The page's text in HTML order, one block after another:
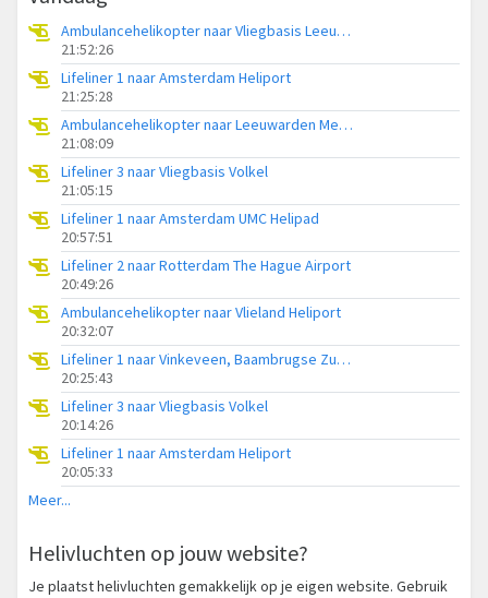
Ambulancehelikopter naar Vliegbasis Leeuwarden
21:52:26
Lifeliner 1 naar Amsterdam Heliport
21:25:28
Ambulancehelikopter naar Leeuwarden Medical Center Heliport
21:08:09
Lifeliner 3 naar Vliegbasis Volkel
21:05:15
Lifeliner 1 naar Amsterdam UMC Helipad
20:57:51
Lifeliner 2 naar Rotterdam The Hague Airport
20:49:26
Ambulancehelikopter naar Vlieland Heliport
20:32:07
Lifeliner 1 naar Vinkeveen, Baambrugse Zuwe
20:25:43
Lifeliner 3 naar Vliegbasis Volkel
20:14:26
Lifeliner 1 naar Amsterdam Heliport
20:05:33
Meer...
Helivluchten op jouw website?
Je plaatst helivluchten gemakkelijk op je eigen website. Gebruik